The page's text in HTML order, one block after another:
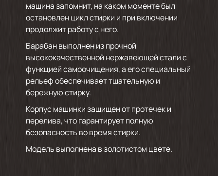
машина запомнит, на каком моменте был
остановлен цикл стирки и при включении
продолжит работу с него.
Барабан выполнен из прочной
высококачественной нержавеющей стали с
функцией самоочищения, а его специальный
рельеф обеспечивает тщательную и
бережную стирку.
Корпус машинки защищен от протечек и
перелива, что гарантирует полную
безопасность во время стирки.
Модель выполнена в золотистом цвете.